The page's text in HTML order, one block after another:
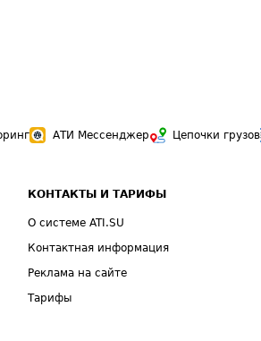
АТИ Мессенджер Цепочки грузов
КОНТАКТЫ И ТАРИФЫ
О системе ATI.SU
Контактная информация
Реклама на сайте
Тарифы